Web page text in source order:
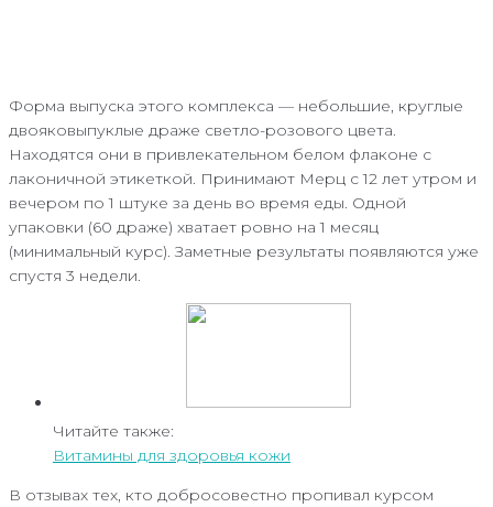
Форма выпуска этого комплекса — небольшие, круглые
двояковыпуклые драже светло-розового цвета.
Находятся они в привлекательном белом флаконе с
лаконичной этикеткой. Принимают Мерц с 12 лет утром и
вечером по 1 штуке за день во время еды. Одной
упаковки (60 драже) хватает ровно на 1 месяц
(минимальный курс). Заметные результаты появляются уже
спустя 3 недели.
Читайте также:
Витамины для здоровья кожи
В отзывах тех, кто добросовестно пропивал курсом